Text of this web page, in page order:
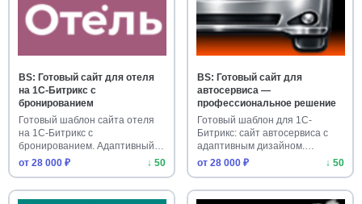
BS: Готовый сайт для отеля
на 1С-Битрикс с
бронированием
Готовый шаблон сайта отеля
на 1С-Битрикс с
бронированием. Адаптивный
дизайн, раб…
от 28 000 ₽ ↓ 50
BS: Готовый сайт для
автосервиса —
профессиональное решение
Готовый шаблон для 1С-
Битрикс: сайт автосервиса с
адаптивным дизайном.
Установит…
от 28 000 ₽ ↓ 50